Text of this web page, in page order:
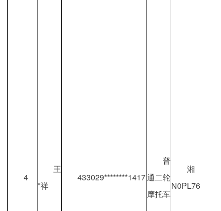
4
王
*祥
433029********1417
普
通二轮
摩托车
湘
N0PL76